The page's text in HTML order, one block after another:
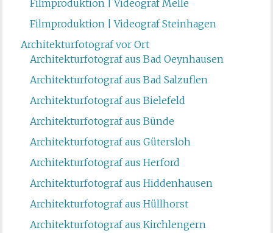
Filmproduktion | Videograf Melle
Filmproduktion | Videograf Steinhagen
Architekturfotograf vor Ort
Architekturfotograf aus Bad Oeynhausen
Architekturfotograf aus Bad Salzuflen
Architekturfotograf aus Bielefeld
Architekturfotograf aus Bünde
Architekturfotograf aus Gütersloh
Architekturfotograf aus Herford
Architekturfotograf aus Hiddenhausen
Architekturfotograf aus Hüllhorst
Architekturfotograf aus Kirchlengern